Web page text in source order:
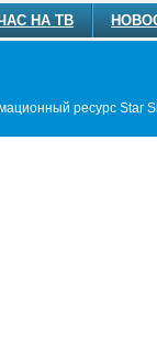
НА ТВ
ресурс Star